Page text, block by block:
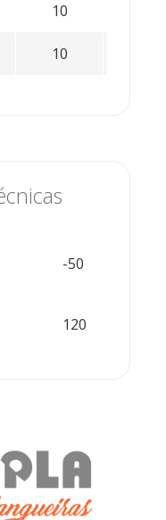
10
10
-50
120